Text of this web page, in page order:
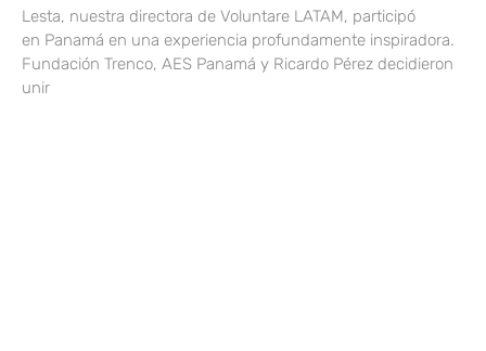
Lesta, nuestra directora de Voluntare LATAM, participó
en Panamá en una experiencia profundamente inspiradora.
Fundación Trenco, AES Panamá y Ricardo Pérez decidieron
unir